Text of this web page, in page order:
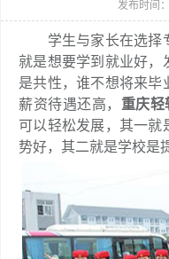
发布时间
学生与家长在选择专
就是想要学到就业好，
是共性，谁不想将来毕
薪资待遇还高， 重庆轻
可以轻松发展，其一就
势好，其二就是学校是